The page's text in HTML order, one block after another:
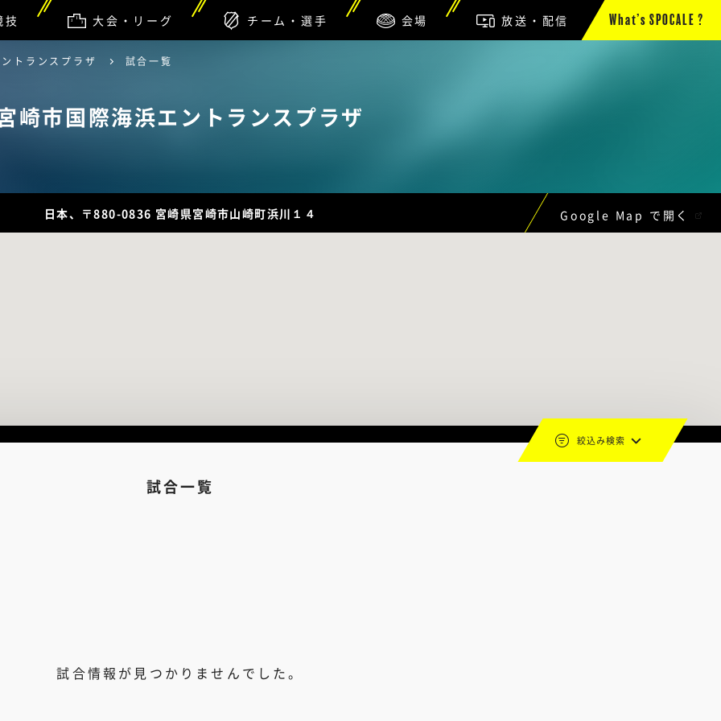
技 大会・リーグ チーム・選手 会場 放送・配信 What’s SPOCALE ?
トランスプラザ 試合一覧
崎市国際海浜エントランスプラザ
日本、〒880-0836 宮崎県宮崎市山崎町浜川１４ Google Map で開く
試合一覧
絞込み検索
試合情報が見つかりませんでした。